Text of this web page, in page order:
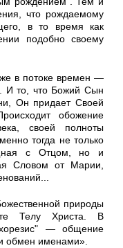
что рождаемому
в то время как
подобно своему
в потоке времен —
И то, что Божий Сын
Он придает Своей
обожение
своей полноты
тог­да не только
с Отцом, но и
Словом от Марии,
природы
Телу Христа. В
— общение
обмен име­нами».